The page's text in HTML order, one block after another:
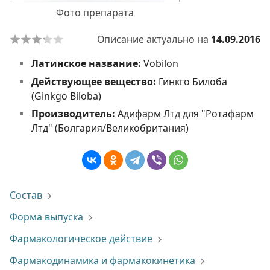
Фото препарата
Описание актуально на 14.09.2016
Латинское название: Vobilon
Действующее вещество: Гинкго Билоба
(Ginkgo Biloba)
Производитель: Адифарм Лтд для "Ротафарм
Лтд" (Болгария/Великобритания)
Состав
Форма выпуска
Фармакологическое действие
Фармакодинамика и фармакокинетика